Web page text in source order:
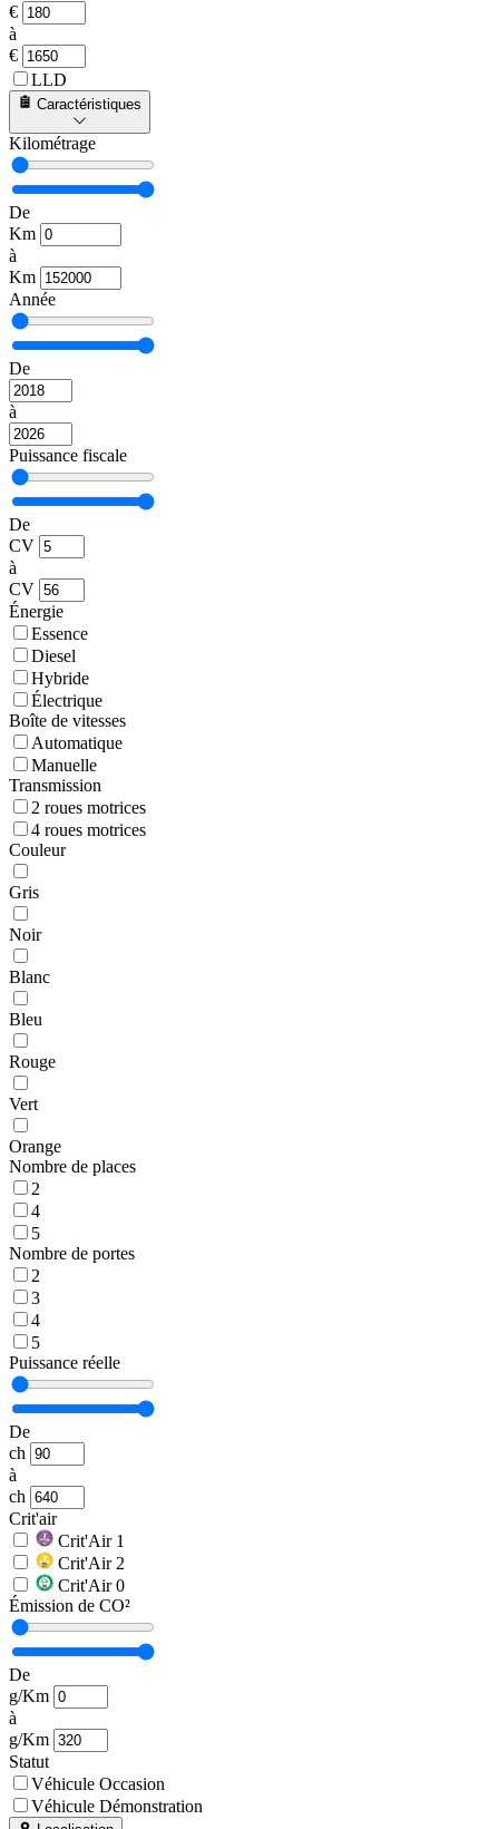
€
à
€
LLD
Caractéristiques
Kilométrage
De
Km
à
Km
Année
De
à
Puissance fiscale
De
CV
à
CV
Énergie
Essence
Diesel
Hybride
Électrique
Boîte de vitesses
Automatique
Manuelle
Transmission
2 roues motrices
4 roues motrices
Couleur
Gris
Noir
Blanc
Bleu
Rouge
Vert
Orange
Nombre de places
2
4
5
Nombre de portes
2
3
4
5
Puissance réelle
De
ch
à
ch
Crit'air
Crit'Air 1
Crit'Air 2
Crit'Air 0
Émission de CO²
De
g/Km
à
g/Km
Statut
Véhicule Occasion
Véhicule Démonstration